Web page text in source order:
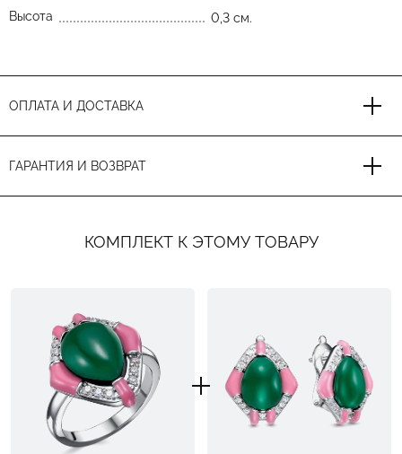
Высота
0,3 см.
ОПЛАТА И ДОСТАВКА
ГАРАНТИЯ И ВОЗВРАТ
КОМПЛЕКТ К ЭТОМУ ТОВАРУ